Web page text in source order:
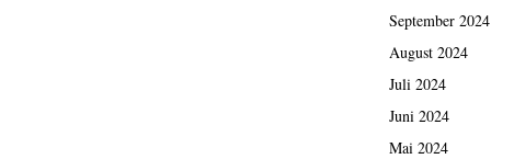
September 2024
August 2024
Juli 2024
Juni 2024
Mai 2024